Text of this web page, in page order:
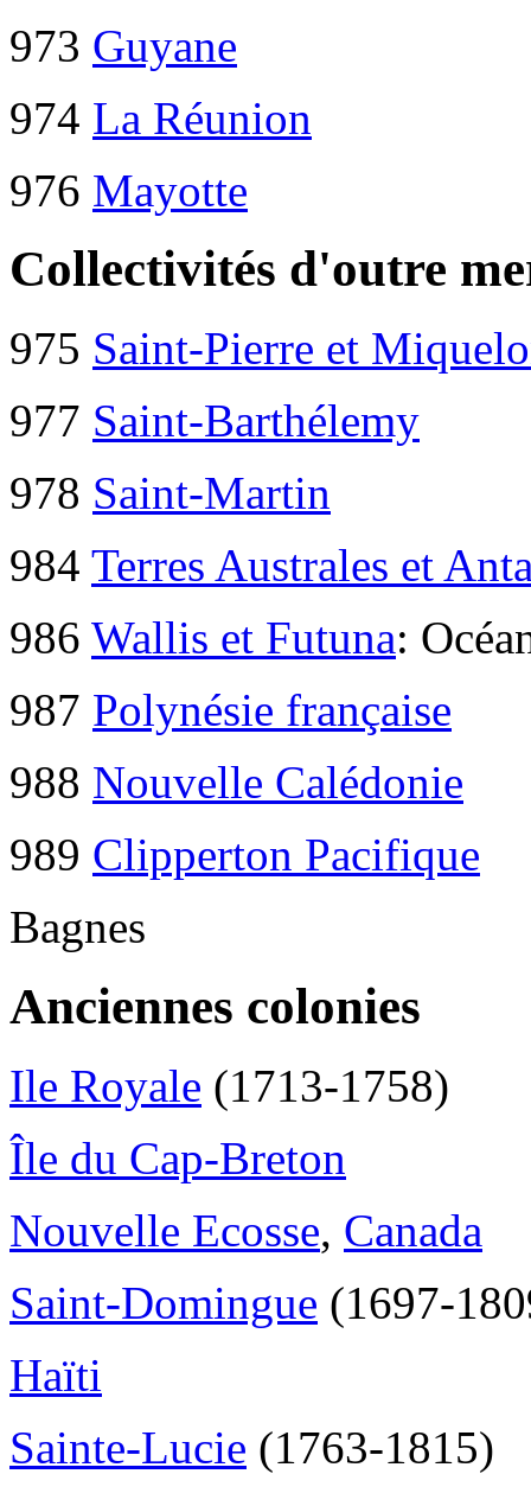
973 Guyane
974 La Réunion
976 Mayotte
Collectivités d'outre
975 Saint-Pierre et
977 Saint-Barthélemy
978 Saint-Martin
984 Terres Australes et
986 Wallis et Futuna:
987 Polynésie française
988 Nouvelle Calédonie
989 Clipperton Pacifique
Bagnes
Anciennes colonies
Ile Royale (1713-1758)
Île du Cap-Breton
Nouvelle Ecosse, Canada
Saint-Domingue (1697-
Haïti
Sainte-Lucie (1763-1815)